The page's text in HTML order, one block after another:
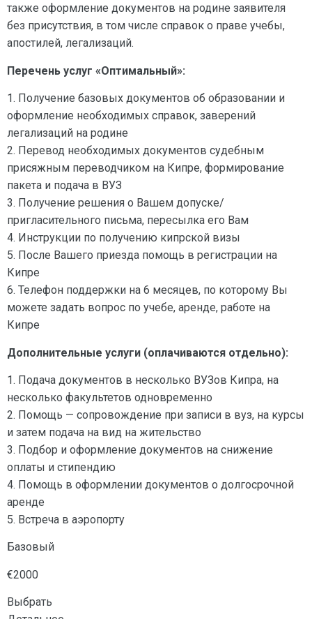
также оформление документов на родине заявителя
без присутствия, в том числе справок о праве учебы,
апостилей, легализаций.
Перечень услуг «Оптимальный»:
1. Получение базовых документов об образовании и
оформление необходимых справок, заверений
легализаций на родине
2. Перевод необходимых документов судебным
присяжным переводчиком на Кипре, формирование
пакета и подача в ВУЗ
3. Получение решения о Вашем допуске/
пригласительного письма, пересылка его Вам
4. Инструкции по получению кипрской визы
5. После Вашего приезда помощь в регистрации на
Кипре
6. Телефон поддержки на 6 месяцев, по которому Вы
можете задать вопрос по учебе, аренде, работе на
Кипре
Дополнительные услуги (оплачиваются отдельно):
1. Подача документов в несколько ВУЗов Кипра, на
несколько факультетов одновременно
2. Помощь — сопровождение при записи в вуз, на курсы
и затем подача на вид на жительство
3. Подбор и оформление документов на снижение
оплаты и стипендию
4. Помощь в оформлении документов о долгосрочной
аренде
5. Встреча в аэропорту
Базовый
€2000
Выбрать